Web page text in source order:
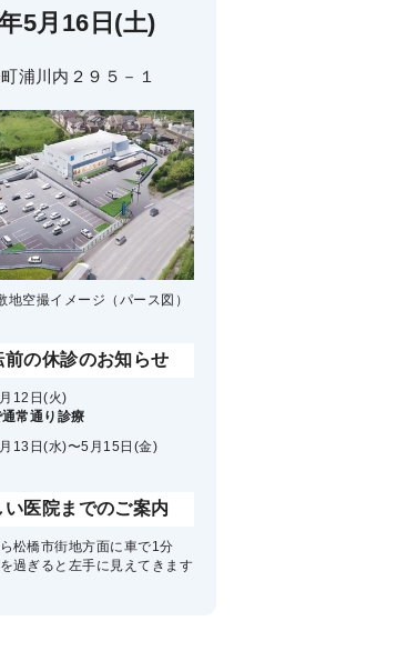
5月16日(土)
浦川内２９５－１
地空撮イメージ （パース図）
前の休診のお知らせ
12日(火)
常通り診療
13日(水)〜5月15日(金)
い医院までのご案内
松橋市街地方面に車で1分
過ぎると左手に見えてきます